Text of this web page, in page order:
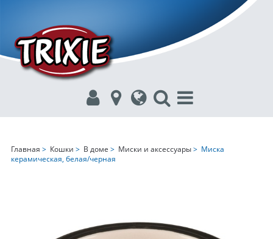
Главная > Кошки > В доме > Миски и аксессуары> Миска
керамическая, белая/черная